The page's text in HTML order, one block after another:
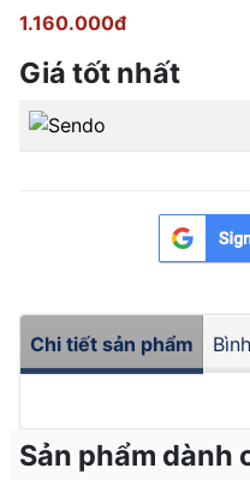
1.160.000đ
Giá tốt nhất
Chi tiết sản phẩm
Sản phẩm dành